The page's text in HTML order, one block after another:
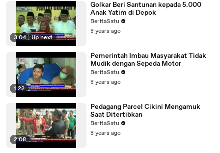
3:04 | Up next
Golkar Beri Santunan kepada 5.000
Anak Yatim di Depok
BeritaSatu
8 years ago
1:22
Pemerintah Imbau Masyarakat Tidak
Mudik dengan Sepeda Motor
BeritaSatu
8 years ago
2:08
Pedagang Parcel Cikini Mengamuk
Saat Ditertibkan
BeritaSatu
8 years ago